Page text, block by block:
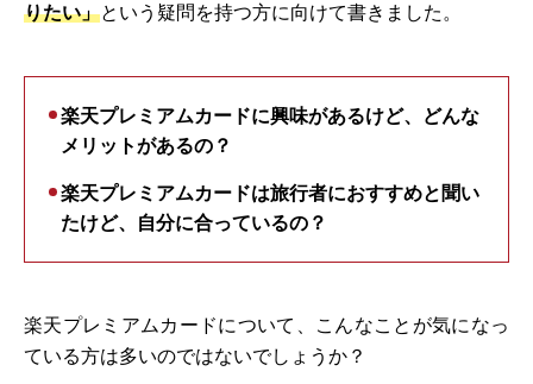
りたい」という疑問を持つ方に向けて書きました。
楽天プレミアムカードに興味があるけど、どんな
メリットがあるの？
楽天プレミアムカードは旅行者におすすめと聞い
たけど、自分に合っているの？
楽天プレミアムカードについて、こんなことが気になっ
ている方は多いのではないでしょうか？